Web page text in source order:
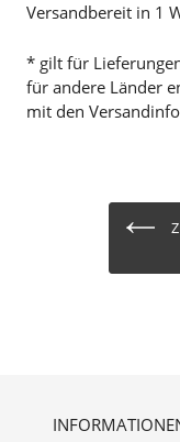
Versandbereit in 1
* gilt für
für andere Länder
mit den